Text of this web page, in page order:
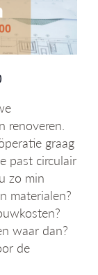
a
t
i
renoveren.
graag
past circulair
zo min
materialen?
waar dan?
de